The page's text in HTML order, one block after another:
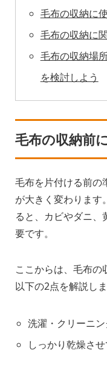
毛布の収納に
毛布の収納に
毛布の収納場
を検討しよう
毛布の収納前
毛布を片付ける前の
が大きく変わります
ると、カビやダニ
要です。
ここからは、毛布の
以下の2点を解説しま
洗濯・クリーニ
しっかり乾燥さ